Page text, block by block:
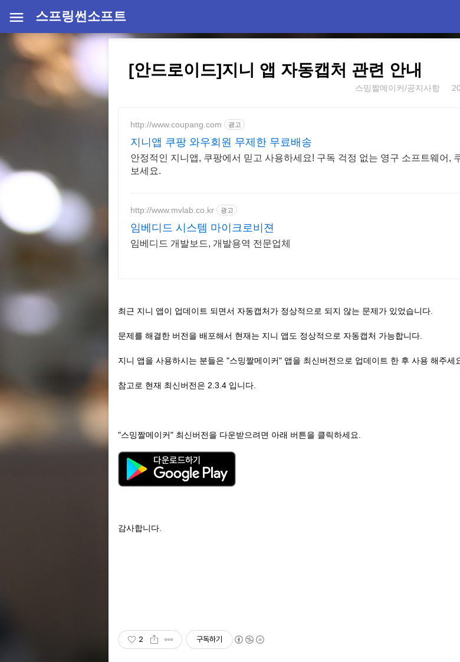
스프링썬소프트
[안드로이드]지니 앱 자동캡처 관련 안내
스밍짤메이커/공지사항
http://www.coupang.com 광고
지니앱 쿠팡 와우회원 무제한 무료배송
안정적인 지니앱, 쿠팡에서 믿고 사용하세요! 구독 걱정 없는 영구 소프트웨어,
보세요.
http://www.mvlab.co.kr 광고
임베디드 시스템 마이크로비젼
임베디드 개발보드, 개발용역 전문업체
최근 지니 앱이 업데이트 되면서 자동캡처가 정상적으로 되지 않는 문제가 있었습니다.
문제를 해결한 버전을 배포해서 현재는 지니 앱도 정상적으로 자동캡처 가능합니다.
지니 앱을 사용하시는 분들은 "스밍짤메이커" 앱을 최신버전으로 업데이트 한 후 사용 해주세
참고로 현재 최신버전은 2.3.4 입니다.
"스밍짤메이커" 최신버전을 다운받으려면 아래 버튼을 클릭하세요.
감사합니다.
2 구독하기